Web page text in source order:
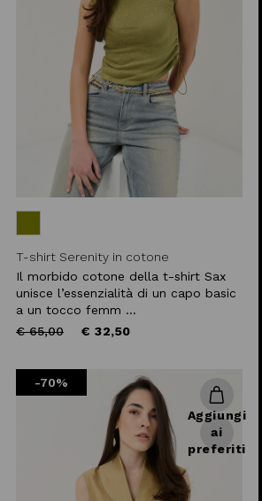
T-shirt Serenity in cotone
Il morbido cotone della t-shirt Sax
unisce l’essenzialità di un capo basic
a un tocco femm ...
Price
€ 65,00to € 32,50
-70%
Aggiungi
ai
preferiti